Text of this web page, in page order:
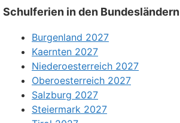
Schulferien in den Bundesländern
Burgenland 2027
Kaernten 2027
Niederoesterreich 2027
Oberoesterreich 2027
Salzburg 2027
Steiermark 2027